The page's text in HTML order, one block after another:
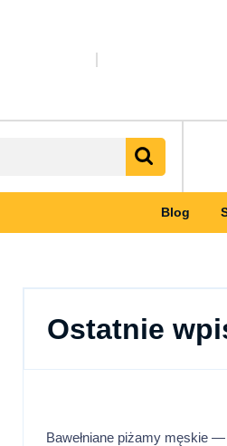
Blog
Ostatnie
Bawełniane piżamy męskie